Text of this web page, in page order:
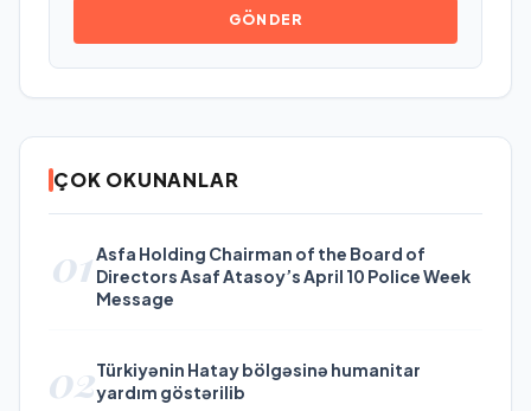
GÖNDER
ÇOK OKUNANLAR
01Asfa Holding Chairman of the Board of
Directors Asaf Atasoy’s April 10 Police Week
Message
02Türkiyənin Hatay bölgəsinə humanitar
yardım göstərilib